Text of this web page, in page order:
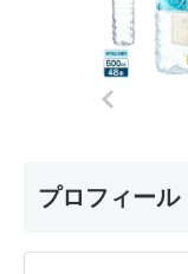
プロフィール